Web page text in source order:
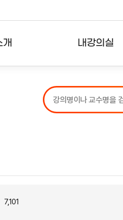
내강의실
강의리스트
수강확인증강의
7,101